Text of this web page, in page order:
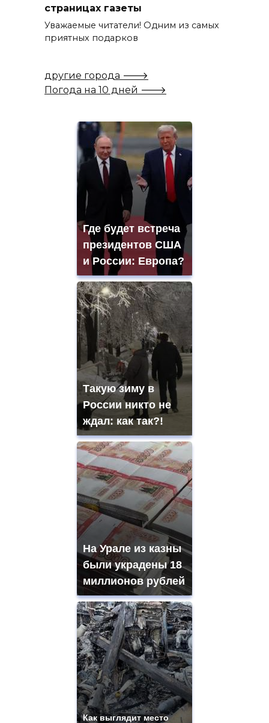
страницах газеты
Уважаемые читатели! Одним из самых
приятных подарков
другие города 🡒
Погода на 10 дней 🡒
Где будет встреча
президентов США
и России: Европа?
Такую зиму в
России никто не
ждал: как так?!
На Урале из казны
были украдены 18
миллионов рублей
Как выглядит место